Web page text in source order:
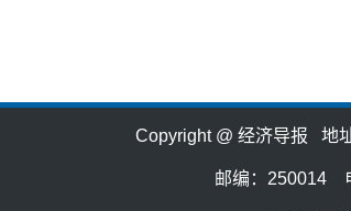
Copyright @ 经济导报 地
邮编：250014